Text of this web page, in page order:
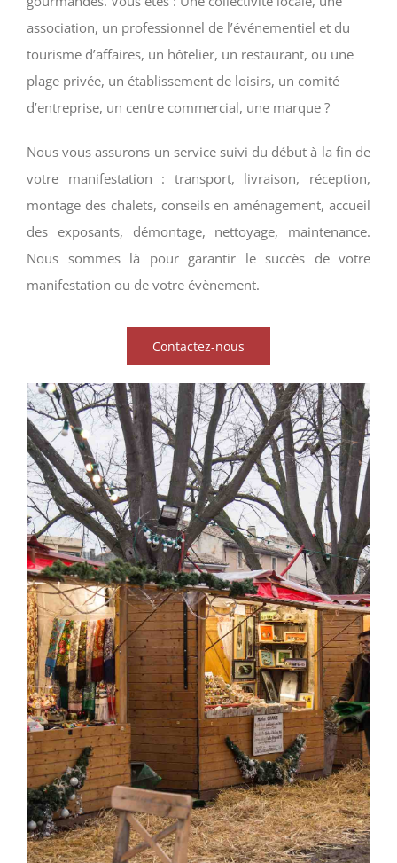
association, un professionnel de l’événementiel et du
tourisme d’affaires, un hôtelier, un restaurant, ou une
plage privée, un établissement de loisirs, un comité
d’entreprise, un centre commercial, une marque ?
Nous vous assurons un service suivi du début à la fin de
votre manifestation : transport, livraison, réception,
mon­tage des chalets, conseils en aménagement, accueil
des exposants, démontage, nettoyage, maintenance.
Nous sommes là pour garantir le succès de votre
manifestation ou de votre évènement.
Contactez-nous